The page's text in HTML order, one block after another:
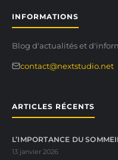
INFORMATIONS
Blog d'actualités et
contact@nextstudio.net
ARTICLES RÉCENTS
L’IMPORTANCE DU
13 janvier 2026